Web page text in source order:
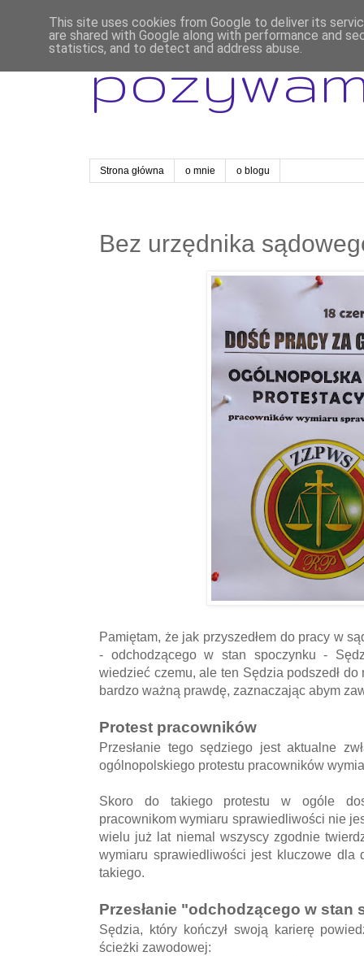
Strona główna o mnie o blogu
Bez urzędnika
Pamiętam, że jak przyszedłem do pracy w
- odchodzącego w stan spoczynku -
wiedzieć czemu, ale ten Sędzia podszedł do
bardzo ważną prawdę, zaznaczając abym
Protest pracowników
Przesłanie tego sędziego jest aktualne
ogólnopolskiego protestu pracowników
Skoro do takiego protestu w ogóle
pracownikom wymiaru sprawiedliwości nie
wielu już lat niemal wszyscy zgodnie
wymiaru sprawiedliwości jest kluczowe dla
takiego.
Przesłanie "odchodzącego w stan
Sędzia, który kończył swoją karierę
ścieżki zawodowej:
This site uses cookies from Google to deliver its
are shared with Google along with performance and
statistics, and to detect and address abuse.